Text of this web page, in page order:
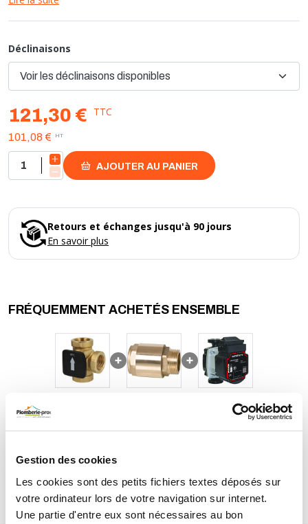
Gestion des cookies
Les cookies sont des petits fichiers textes déposés sur
votre ordinateur lors de votre navigation sur internet.
Une partie d'entre eux sont nécessaires au bon
- assure une stratification des températures dans les systèmes
- fonctionne sans énergie externe, simple à intégrer dans
n'importe quel système de chauffage
Déclinaisons
121,30 € TTC
101,08 € HT
AJOUTER AU PANIER
Retours et échanges jusqu'à 90 jours
En savoir plus
FRÉQUEMMENT ACHETÉS ENSEMBLE
311,45€TTC
AJOUTER